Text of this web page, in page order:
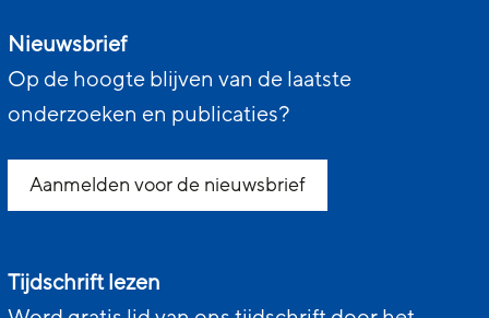
Nieuwsbrief
Op de hoogte blijven van de laatste
onderzoeken en publicaties?
Aanmelden voor de nieuwsbrief
Tijdschrift lezen